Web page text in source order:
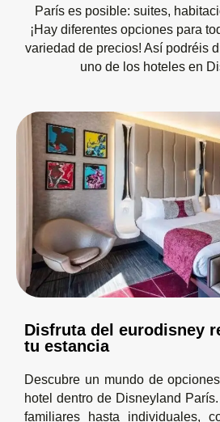
París es posible: suites,
¡Hay diferentes opciones para
variedad de precios! Así podréis
uno de los hoteles en
Disfruta del eurodisney
tu estancia
Descubre un mundo de
hotel dentro de Disneyland
familiares hasta individuales,